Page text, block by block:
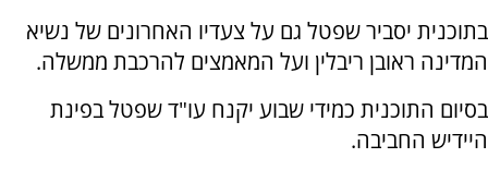
בתוכנית יסביר שפטל גם על צעדיו האחרונים של נשיא
המדינה ראובן ריבלין ועל המאמצים להרכבת ממשלה.
בסיום התוכנית כמידי שבוע יקנח עו"ד שפטל בפינת
היידיש החביבה.